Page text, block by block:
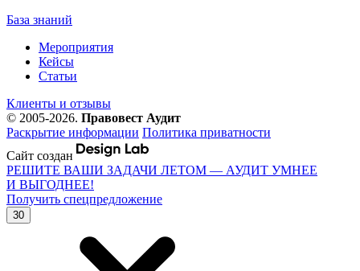
База знаний
Мероприятия
Кейсы
Статьи
Клиенты и отзывы
© 2005-2026. Правовест Аудит
Раскрытие информации Политика приватности
Сайт создан
РЕШИТЕ ВАШИ ЗАДАЧИ ЛЕТОМ — АУДИТ УМНЕЕ
И ВЫГОДНЕЕ!
Получить спецпредложение
30